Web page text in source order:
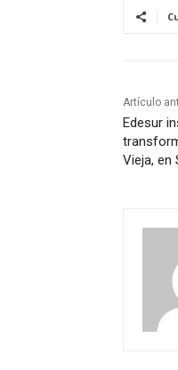
Artículo
Edesur
Vieja, en